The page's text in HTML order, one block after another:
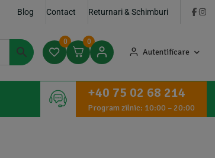
Blog Contact Returnari & Schimburi
0 0
Autentificare
+40 75 02 68 214
Program zilnic: 10:00 – 20:00